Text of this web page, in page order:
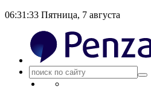
06:31:33 Пятница, 7 августа